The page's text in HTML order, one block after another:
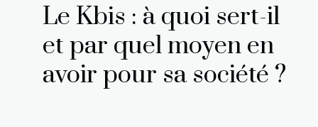
Le Kbis : à quoi sert-il
et par quel moyen en
avoir pour sa société ?